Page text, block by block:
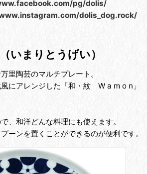
pg/dolis/
dolis_dog.rock/
いまりとうげい）
里陶芸のマルチプレート。
にアレンジした「和・紋 W a m o n」
、和洋どんな料理にも使えます。
ーンを置くことができるのが便利です。